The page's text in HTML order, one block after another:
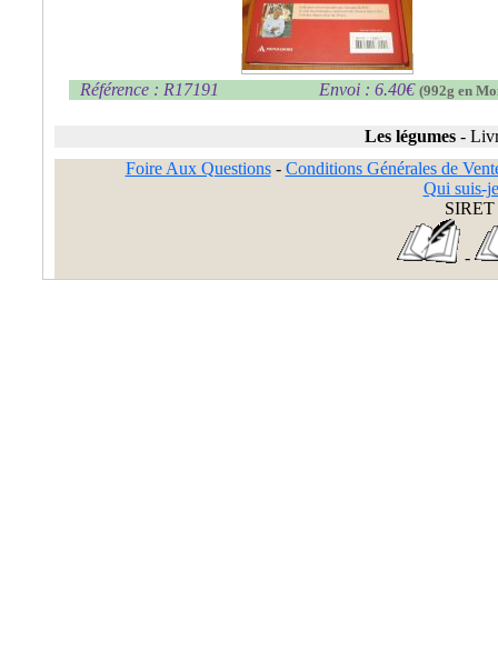
Référence : R17191 Envoi : 6.40€ (992g en
Les légumes -
Foire Aux Questions- Conditions Générales de
Qui suis-
SIRET
-